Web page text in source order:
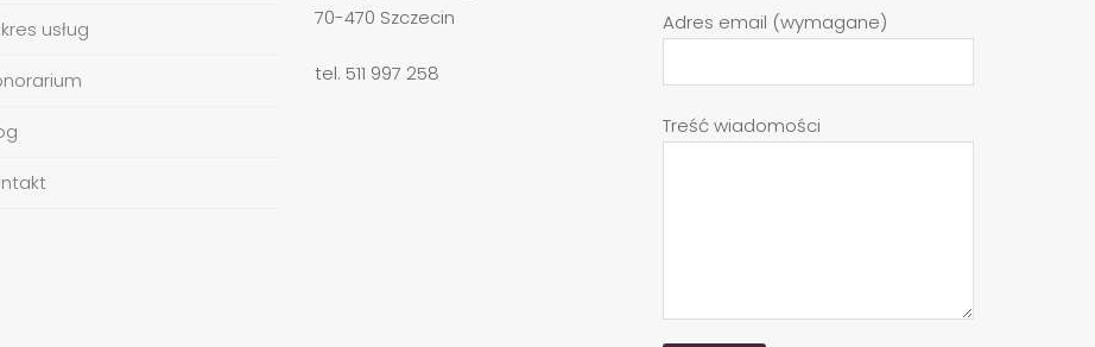
usług
70-470 Szczecin
tel. 511 997 258
Adres email (wymagane)
Treść wiadomości